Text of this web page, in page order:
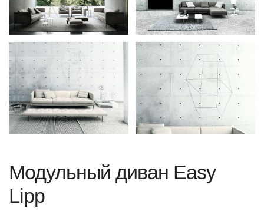
Модульный диван Easy
Lipp